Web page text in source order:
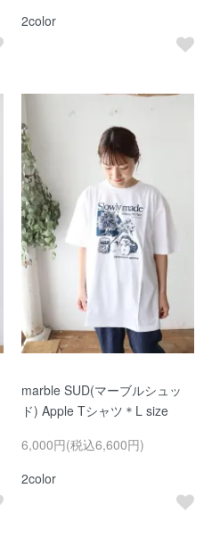
2color
marble SUD(マーブルシュッ
ド) Apple Tシャツ＊L size
6,000円(税込6,600円)
2color